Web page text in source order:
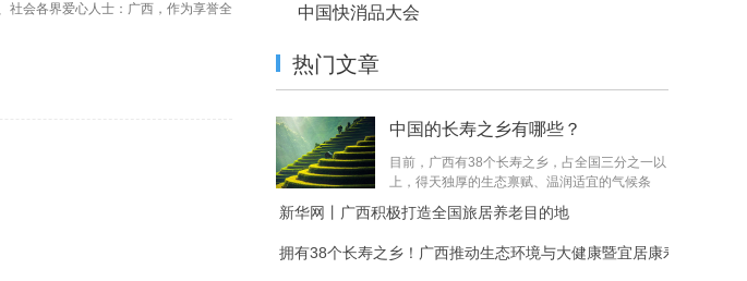
社会各界爱心人士：广西，作为享誉全
中国快消品大会
热门文章
中国的长寿之乡有哪些？
目前，广西有38个长寿之乡，占全国三分之一以
上，得天独厚的生态禀赋、温润适宜的气候条
件、天然洁净的种养环境，孕育了富硒粮油、药
食同源茶饮、特色果蔬畜禽等一系列品...
新华网丨广西积极打造全国旅居养老目的地
拥有38个长寿之乡！广西推动生态环境与大健康暨宜居康寿品牌建设